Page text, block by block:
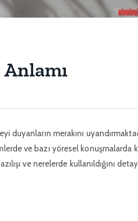
duyanların merakını
ve bazı yöresel konuşmalarda
ve nerelerde kullanıldığını